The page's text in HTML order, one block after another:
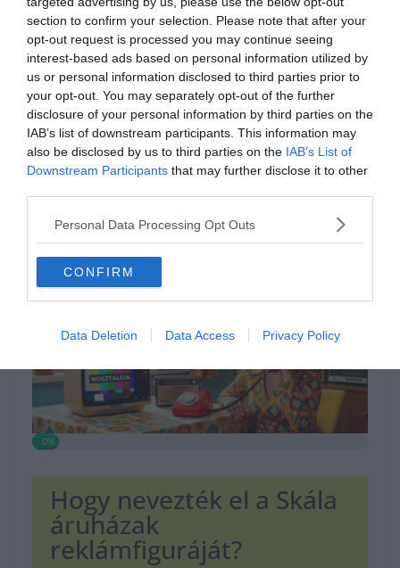
section to confirm your selection. Please note that after your
opt-out request is processed you may continue seeing
interest-based ads based on personal information utilized by
us or personal information disclosed to third parties prior to
your opt-out. You may separately opt-out of the further
disclosure of your personal information by third parties on the
IAB’s list of downstream participants. This information may
also be disclosed by us to third parties on the IAB’s List of
Downstream Participants that may further disclose it to other
Personal Data Processing Opt Outs
CONFIRM
Data Deletion Data Access Privacy Policy
Ha szeretnéd megosztani az elért
pontszámodat egy lelkes és barátságos
online csapattal, mindenképpen csatlakozz a
Kvízkuckó Facebook csoporttagjaihoz, ha
pedig inkább látványos videókkal engednéd
ki a gőzt a fárasztó agytorna után, látogass
el aKeresztlabda YouTube csatorna
0%
Hogy nevezték el a Skála
áruházak
reklámfiguráját?